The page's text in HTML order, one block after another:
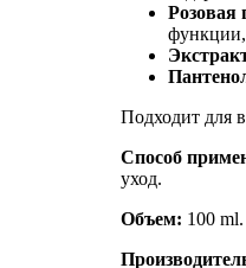
Розовая
функции,
Подходит для
Способ
уход.
Объем: 100 ml.